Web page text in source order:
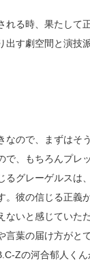
れる時、果たして
出す劇空間と演技
ので、まずはそ
、もちろんプレ
グレーゲルスは
。彼の信じる正義
ないと感じていた
葉の届け方がと
Zの河合郁人く